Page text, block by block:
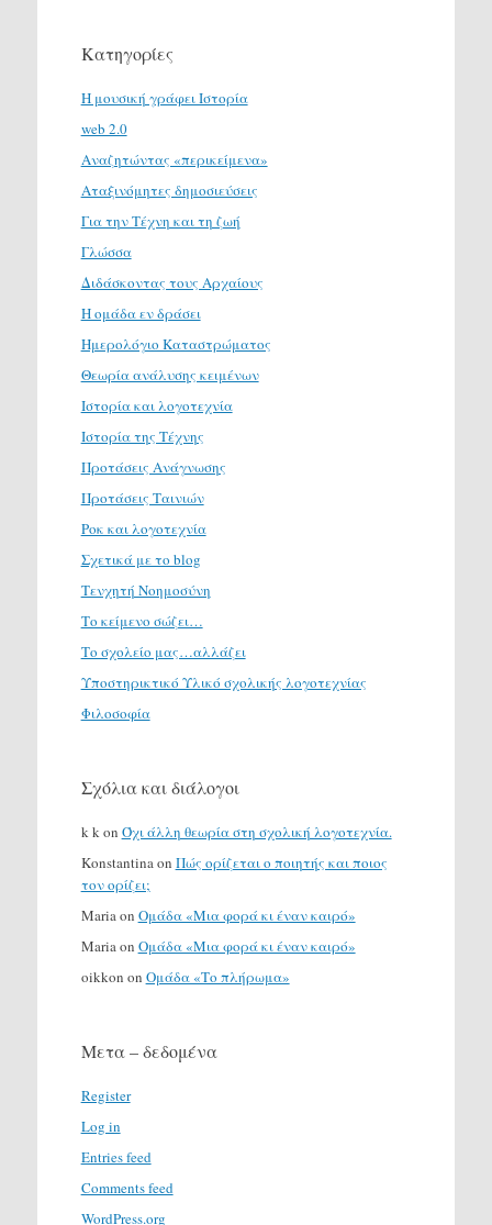
Κατηγορίες
H μουσική γράφει Ιστορία
web 2.0
Αναζητώντας «περικείμενα»
Αταξινόμητες δημοσιεύσεις
Για την Τέχνη και τη ζωή
Γλώσσα
Διδάσκοντας τους Αρχαίους
Η ομάδα εν δράσει
Ημερολόγιο Καταστρώματος
Θεωρία ανάλυσης κειμένων
Ιστορία και λογοτεχνία
Ιστορία της Τέχνης
Προτάσεις Ανάγνωσης
Προτάσεις Ταινιών
Ροκ και λογοτεχνία
Σχετικά με το blog
Τενχητή Νοημοσύνη
Το κείμενο σώζει…
Το σχολείο μας…αλλάζει
Υποστηρικτικό Υλικό σχολικής λογοτεχνίας
Φιλοσοφία
Σχόλια και διάλογοι
k kon Όχι άλλη θεωρία στη σχολική λογοτεχνία.
Konstantinaon Πώς ορίζεται ο ποιητής και ποιος
τον ορίζει;
Mariaon Ομάδα «Μια φορά κι έναν καιρό»
Mariaon Ομάδα «Μια φορά κι έναν καιρό»
oikkon on Ομάδα «Το πλήρωμα»
Μετα – δεδομένα
Register
Log in
Entries feed
Comments feed
WordPress.org